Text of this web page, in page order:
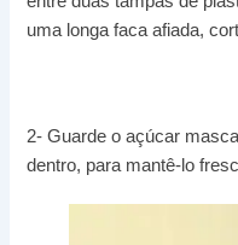
2- Guarde o açúcar
dentro, para mantê-lo